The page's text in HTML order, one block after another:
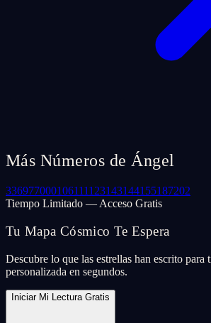
Más Números de Ángel
336977000106111123143144155187202
Tiempo Limitado — Acceso Gratis
Tu Mapa Cósmico Te Espera
Descubre lo que las estrellas han escrito para
personalizada en segundos.
Iniciar Mi Lectura Gratis